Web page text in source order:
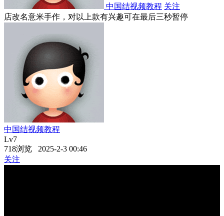
中国结视频教程 关注
店改名意米手作，对以上款有兴趣可在最后三秒暂停
中国结视频教程
Lv7
718浏览 2025-2-3 00:46
关注